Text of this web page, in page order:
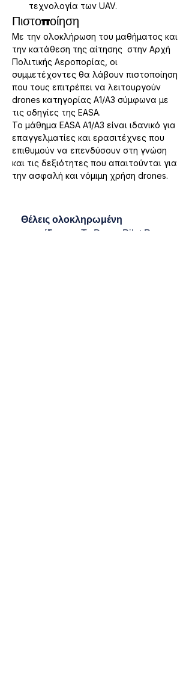
τεχνολογία των UAV.
Πιστοποίηση
Με την ολοκλήρωση του μαθήματος και
την κατάθεση της αίτησης  στην Αρχή
Πολιτικής Αεροπορίας, οι
συμμετέχοντες θα λάβουν πιστοποίηση
που τους επιτρέπει να λειτουργούν
drones κατηγορίας A1/A3 σύμφωνα με
τις οδηγίες της EASA.
Το μάθημα EASA A1/A3 είναι ιδανικό για
επαγγελματίες και ερασιτέχνες που
επιθυμούν να επενδύσουν στη γνώση
και τις δεξιότητες που απαιτούνται για
την ασφαλή και νόμιμη χρήση drones.
Θέλεις ολοκληρωμένη
εκπαίδευση; Το Drone Pilot Pro